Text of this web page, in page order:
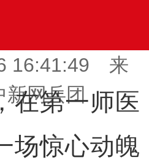
16:41:49 来
新网兵团
第一师医
场惊心动魄